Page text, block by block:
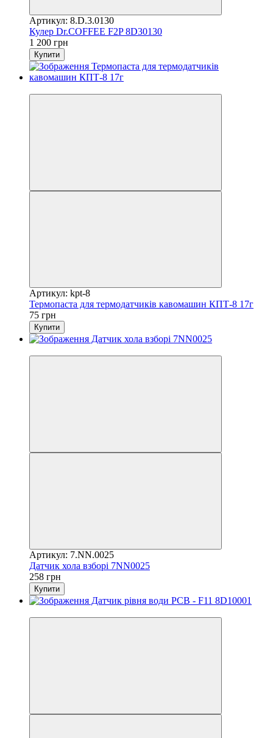
Артикул: 8.D.3.0130
Кулер Dr.COFFEE F2P 8D30130
1 200 грн
Купити
Артикул: kpt-8
Термопаста для термодатчиків кавомашин КПТ-8 17г
75 грн
Купити
Артикул: 7.NN.0025
Датчик хола взборі 7NN0025
258 грн
Купити